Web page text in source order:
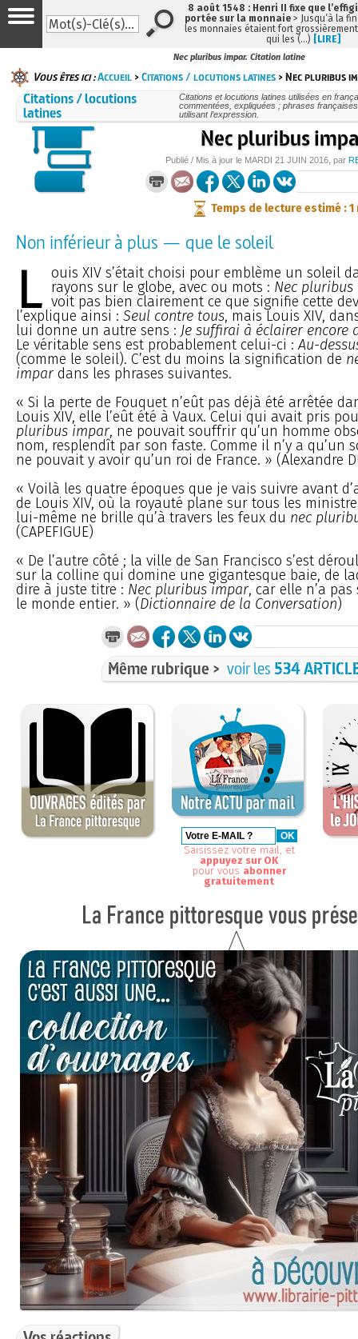
Nec pluribus impar. Citation latine
Vous êtes ici :Accueil >Citations / locutions latines > Nec pluribus
Citations / locutions
latines
Citations et locutions latines utilisées en
commentées, expliquées ; phrases
utilisant l’expression.
Nec pluribus
Publié / Mis à jour le MARDI 21 JUIN 2016 , par
Temps de lecture estimé : 1
Non inférieur à plus — que le soleil
L ouis XIV s’était choisi pour emblème un soleil
rayons sur le globe, avec ou mots : Nec
voit pas bien clairement ce que signifie cette
l’explique ainsi : Seul contre tous, mais Louis XIV,
lui donne un autre sens : Je suffirai à éclairer encore
Le véritable sens est probablement celui-ci :Au-
(comme le soleil). C’est du moins la signification de
impar dans les phrases suivantes.
« Si la perte de Fouquet n’eût pas déjà été arrêtée
Louis XIV, elle l’eût été à Vaux. Celui qui avait pris
pluribus impar, ne pouvait souffrir qu’un homme
nom, resplendît par son faste. Comme il n’y a qu’un
ne pouvait y avoir qu’un roi de France. » (Alexandre
« Voilà les quatre époques que je vais suivre avant
de Louis XIV, où la royauté plane sur tous les
lui-même ne brille qu’à travers les feux du nec
(CAPEFIGUE)
« De l’autre côté ; la ville de San Francisco s’est
sur la colline qui domine une gigantesque baie, de
dire à juste titre : Nec pluribus impar, car elle n’a
le monde entier. » (Dictionnaire de la Conversation)
Même rubrique > voir les 534
Saisissez votre mail, et
appuyez sur OK
pour vous abonner
gratuitement
8 août 1548 : Henri II fixe que
portée sur la monnaie > Jusqu’à la
les monnaies étaient fort
qui les (…) [LIRE]